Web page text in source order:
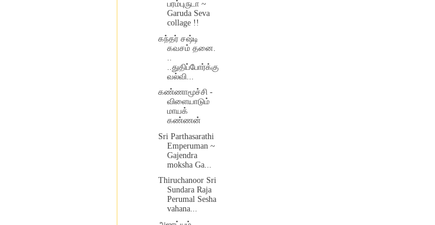
பரம்புருடா ~
Garuda Seva
collage !!
கந்தர் சஷ்டி
கவசம் தனை.
..துதிப்போர்க்கு
வல்வி...
கண்ணாமூச்சி -
விளையாடும்
மாயக்
கண்ணன்
Sri Parthasarathi
Emperuman ~
Gajendra
moksha Ga...
Thiruchanoor Sri
Sundara Raja
Perumal Sesha
vahana...